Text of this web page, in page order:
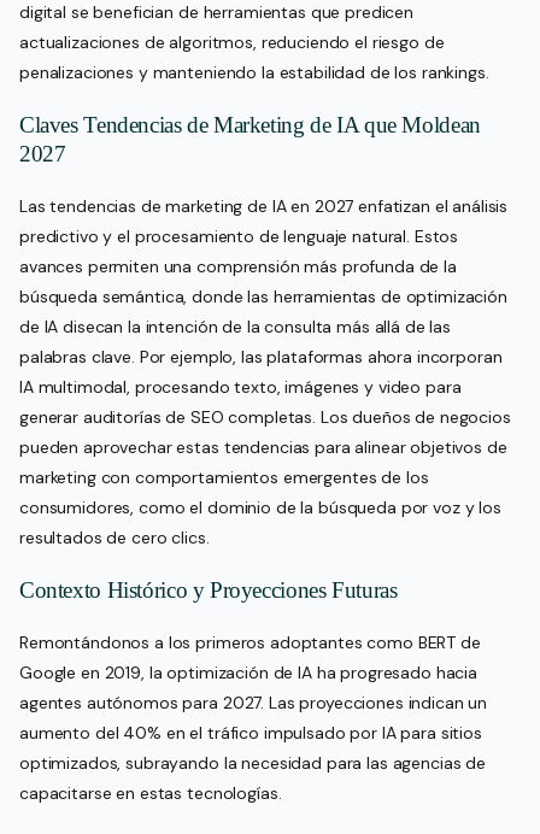
digital se benefician de herramientas que predicen
actualizaciones de algoritmos, reduciendo el riesgo de
penalizaciones y manteniendo la estabilidad de los rankings.
Claves Tendencias de Marketing de IA que Moldean
2027
Las tendencias de marketing de IA en 2027 enfatizan el análisis
predictivo y el procesamiento de lenguaje natural. Estos
avances permiten una comprensión más profunda de la
búsqueda semántica, donde las herramientas de optimización
de IA disecan la intención de la consulta más allá de las
palabras clave. Por ejemplo, las plataformas ahora incorporan
IA multimodal, procesando texto, imágenes y video para
generar auditorías de SEO completas. Los dueños de negocios
pueden aprovechar estas tendencias para alinear objetivos de
marketing con comportamientos emergentes de los
consumidores, como el dominio de la búsqueda por voz y los
resultados de cero clics.
Contexto Histórico y Proyecciones Futuras
Remontándonos a los primeros adoptantes como BERT de
Google en 2019, la optimización de IA ha progresado hacia
agentes autónomos para 2027. Las proyecciones indican un
aumento del 40% en el tráfico impulsado por IA para sitios
optimizados, subrayando la necesidad para las agencias de
capacitarse en estas tecnologías.